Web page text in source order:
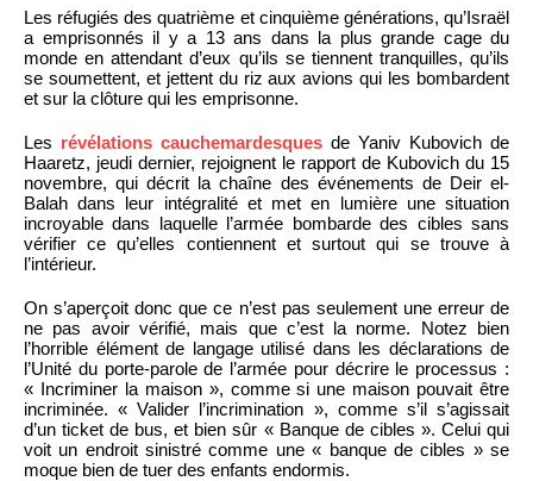
Les réfugiés des quatrième et cinquième générations, qu’Israël
a emprisonnés il y a 13 ans dans la plus grande cage du
monde en attendant d’eux qu’ils se tiennent tranquilles, qu’ils
se soumettent, et jettent du riz aux avions qui les bombardent
et sur la clôture qui les emprisonne.
Les révélations cauchemardesques de Yaniv Kubovich de
Haaretz, jeudi dernier, rejoignent le rapport de Kubovich du 15
novembre, qui décrit la chaîne des événements de Deir el-
Balah dans leur intégralité et met en lumière une situation
incroyable dans laquelle l’armée bombarde des cibles sans
vérifier ce qu’elles contiennent et surtout qui se trouve à
l’intérieur.
On s’aperçoit donc que ce n’est pas seulement une erreur de
ne pas avoir vérifié, mais que c’est la norme. Notez bien
l’horrible élément de langage utilisé dans les déclarations de
l’Unité du porte-parole de l’armée pour décrire le processus :
« Incriminer la maison », comme si une maison pouvait être
incriminée. « Valider l’incrimination », comme s’il s’agissait
d’un ticket de bus, et bien sûr « Banque de cibles ». Celui qui
voit un endroit sinistré comme une « banque de cibles » se
moque bien de tuer des enfants endormis.